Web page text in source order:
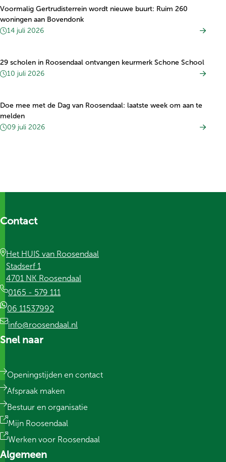
Voormalig Gertrudisterrein wordt nieuwe buurt: Ruim 260
woningen aan Bovendonk
14 juli 2026
29 scholen in Roosendaal ontvangen keurmerk Schone School
10 juli 2026
Doe mee met de Dag van Roosendaal: laatste week om aan te
melden
09 juli 2026
Contact
Het HUIS van Roosendaal
Stadserf 1
4701 NK Roosendaal
0165 - 579 111
06 11537992
info@roosendaal.nl
Snel naar
Openingstijden en contact
Afspraak maken
Bestuur en organisatie
Mijn Roosendaal
Werken voor Roosendaal
Algemeen